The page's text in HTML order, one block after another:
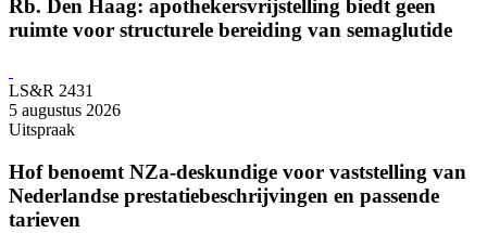
Rb. Den Haag: apothekersvrijstelling biedt geen
ruimte voor structurele bereiding van semaglutide
LS&R 2431
5 augustus 2026
Uitspraak
Hof benoemt NZa-deskundige voor vaststelling van
Nederlandse prestatiebeschrijvingen en passende
tarieven